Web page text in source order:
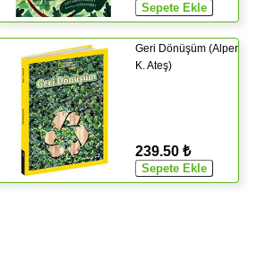
Geri Dönüşüm (Alper
K. Ateş)
239.50 ₺